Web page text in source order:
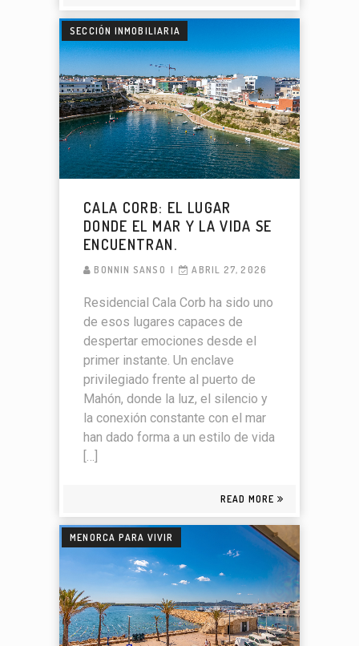
SECCIÓN INMOBILIARIA
CALA CORB: EL LUGAR
DONDE EL MAR Y LA VIDA SE
ENCUENTRAN.
BONNIN SANSO ABRIL 27, 2026
Residencial Cala Corb ha sido uno
de esos lugares capaces de
despertar emociones desde el
primer instante. Un enclave
privilegiado frente al puerto de
Mahón, donde la luz, el silencio y
la conexión constante con el mar
han dado forma a un estilo de vida
[…]
READ MORE
MENORCA PARA VIVIR